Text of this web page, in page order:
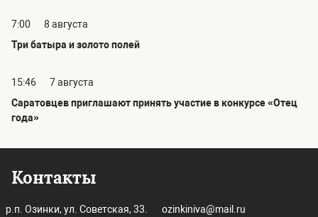
7:00
8 августа
Три батыра и золото полей
15:46
7 августа
Саратовцев приглашают принять участие в конкурсе «Отец
года»
Контакты
р.п. Озинки, ул. Советская, 33. ozinkiniva@mail.ru